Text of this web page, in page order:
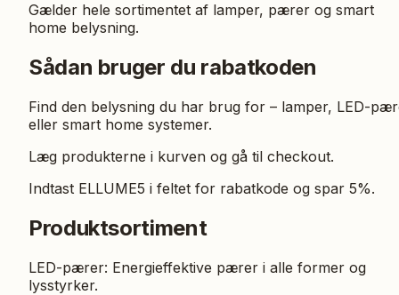
Gælder hele sortimentet af lamper, pærer og smart
home belysning.
Sådan bruger du rabatkoden
Find den belysning du har brug for – lamper, LED-
eller smart home systemer.
Læg produkterne i kurven og gå til checkout.
Indtast ELLUME5 i feltet for rabatkode og spar 5%.
Produktsortiment
LED-pærer: Energieffektive pærer i alle former og
lysstyrker.